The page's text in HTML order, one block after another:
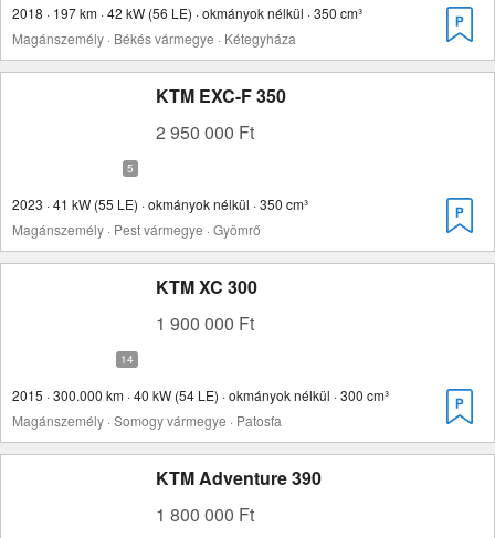
2018 · 197 km · 42 kW (56 LE) · okmányok nélkül · 350 cm³
Magánszemély · Békés vármegye · Kétegyháza
KTM EXC-F 350
2 950 000 Ft
2023 · 41 kW (55 LE) · okmányok nélkül · 350 cm³
Magánszemély · Pest vármegye · Gyömrő
KTM XC 300
1 900 000 Ft
2015 · 300.000 km · 40 kW (54 LE) · okmányok nélkül · 300 cm³
Magánszemély · Somogy vármegye · Patosfa
KTM Adventure 390
1 800 000 Ft